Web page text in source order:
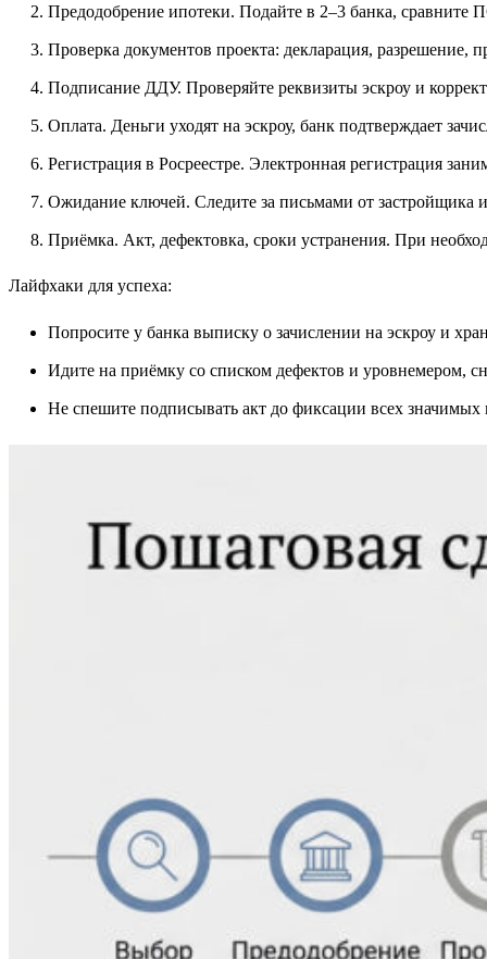
Предодобрение ипотеки. Подайте в 2–3 банка, сравните
Проверка документов проекта: декларация, разрешение,
Подписание ДДУ. Проверяйте реквизиты эскроу и
Оплата. Деньги уходят на эскроу, банк подтверждает
Регистрация в Росреестре. Электронная регистрация
Ожидание ключей. Следите за письмами от застройщика
Приёмка. Акт, дефектовка, сроки устранения. При
Лайфхаки для успеха:
Попросите у банка выписку о зачислении на эскроу и
Идите на приёмку со списком дефектов и уровнемером,
Не спешите подписывать акт до фиксации всех значимых